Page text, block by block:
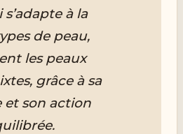
à la
de peau,
les peaux
grâce à sa
et son action